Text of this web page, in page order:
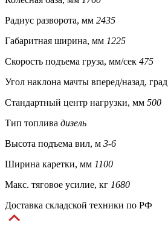
Радиус разворота, мм 2435
Габаритная ширина, мм 1225
Скорость подъема груза, мм/сек 475
Угол наклона мачты вперед/назад, град
Стандартный центр нагрузки, мм 500
Тип топлива дизель
Высота подъема вил, м 3-6
Ширина каретки, мм 1100
Макс. тяговое усилие, кг 1680
Доставка складской техники по РФ